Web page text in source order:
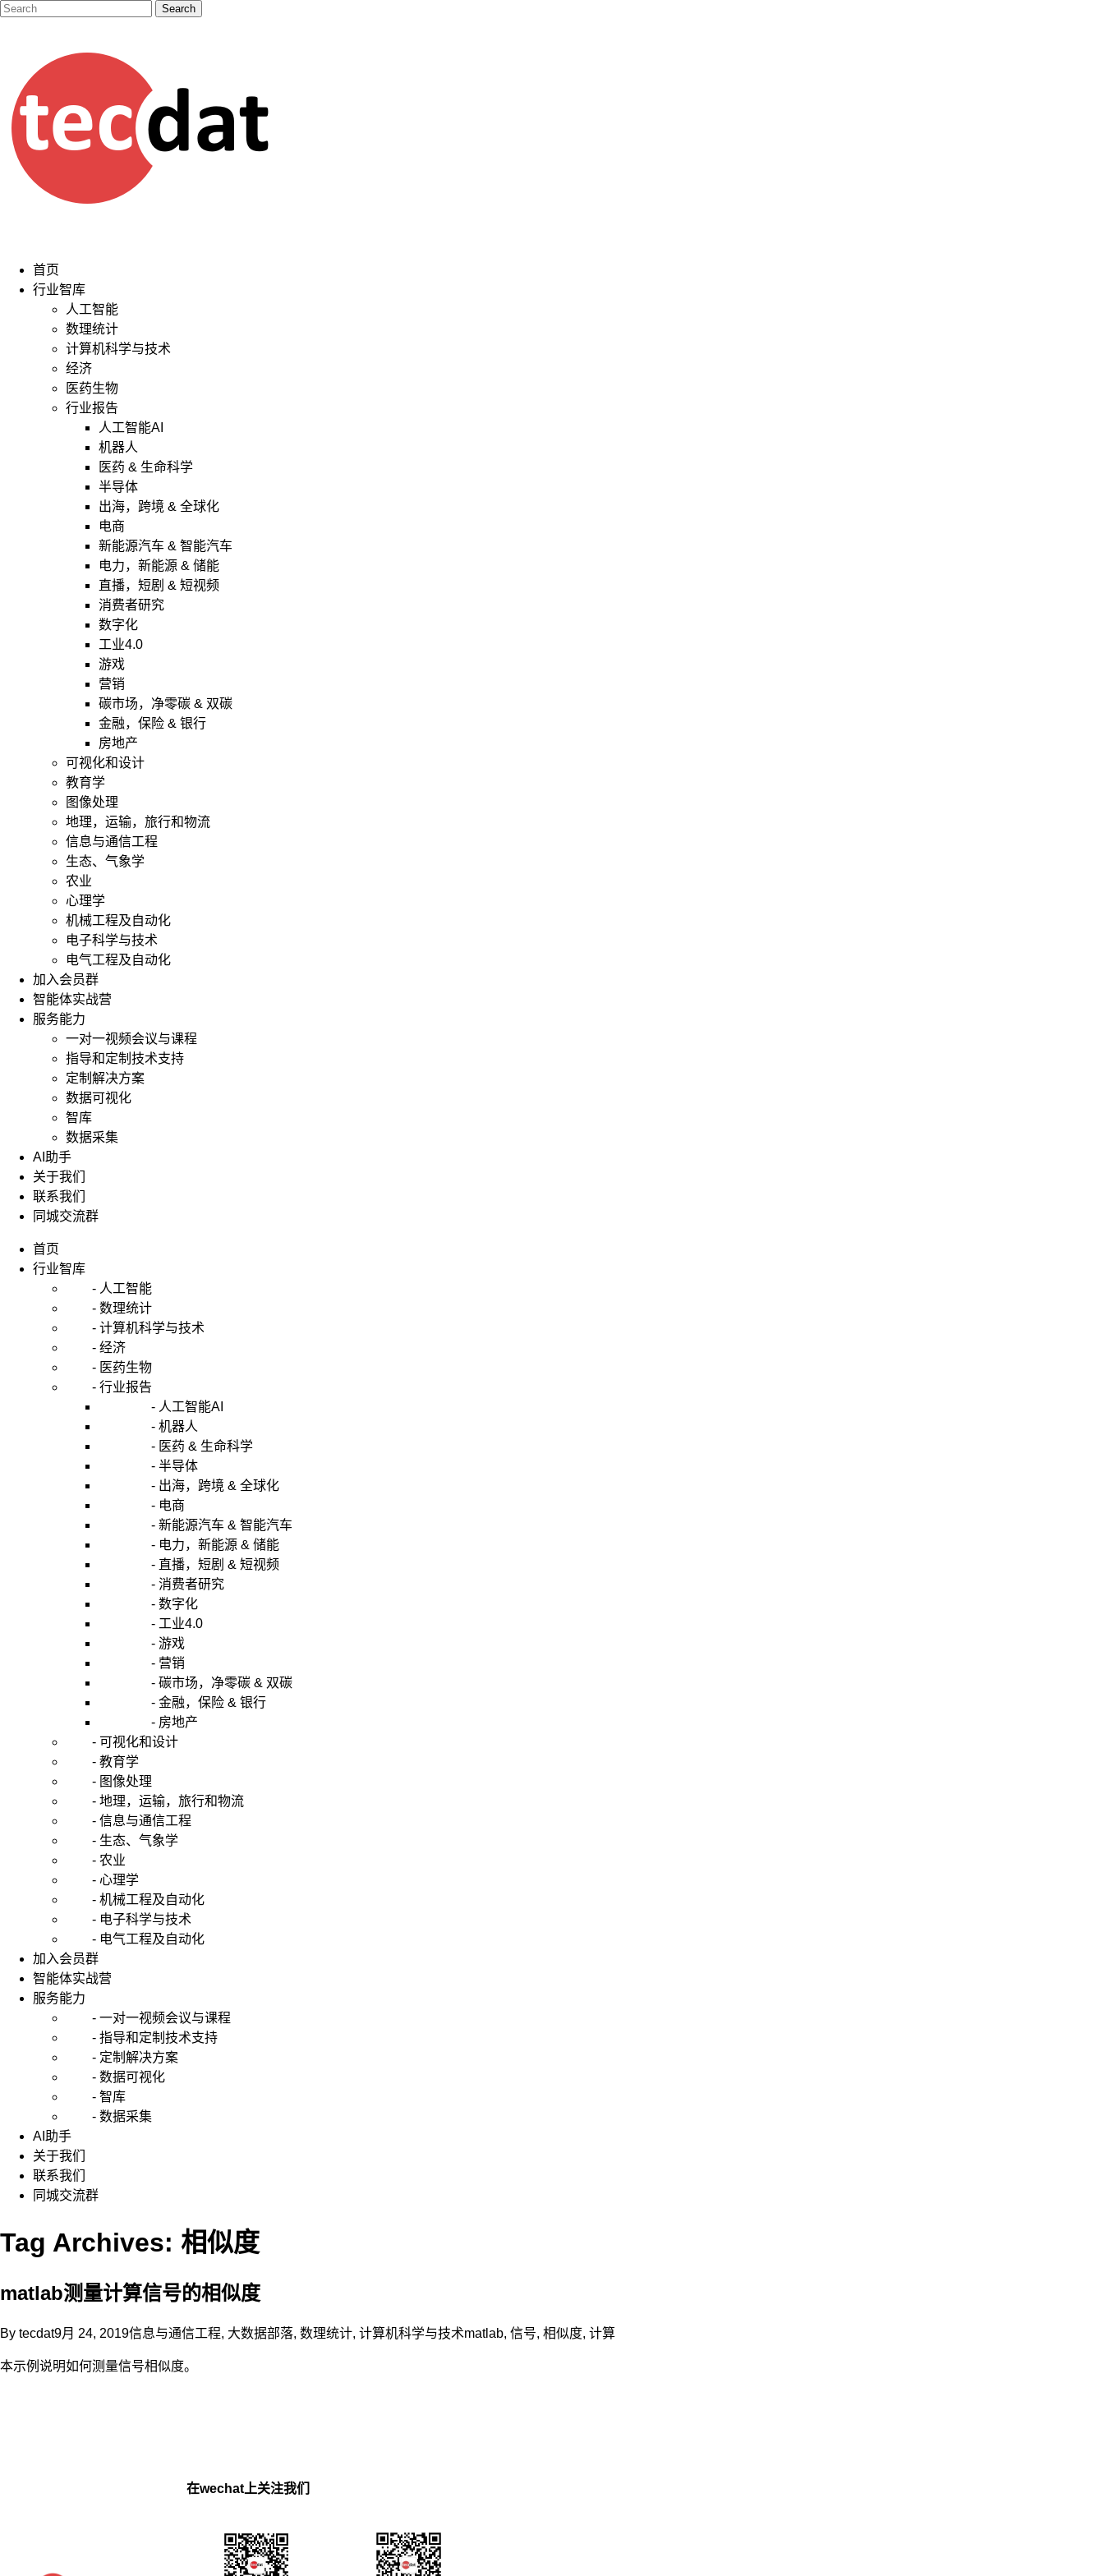
首页
行业智库
人工智能
数理统计
计算机科学与技术
经济
医药生物
行业报告
人工智能AI
机器人
医药 & 生命科学
半导体
出海，跨境 & 全球化
电商
新能源汽车 & 智能汽车
电力，新能源 & 储能
直播，短剧 & 短视频
消费者研究
数字化
工业4.0
游戏
营销
碳市场，净零碳 & 双碳
金融，保险 & 银行
房地产
可视化和设计
教育学
图像处理
地理，运输，旅行和物流
信息与通信工程
生态、气象学
农业
心理学
机械工程及自动化
电子科学与技术
电气工程及自动化
加入会员群
智能体实战营
服务能力
一对一视频会议与课程
指导和定制技术支持
定制解决方案
数据可视化
智库
数据采集
AI助手
关于我们
联系我们
同城交流群
首页
行业智库
- 人工智能
- 数理统计
- 计算机科学与技术
- 经济
- 医药生物
- 行业报告
- 人工智能AI
- 机器人
- 医药 & 生命科学
- 半导体
- 出海，跨境 & 全球化
- 电商
- 新能源汽车 & 智能汽车
- 电力，新能源 & 储能
- 直播，短剧 & 短视频
- 消费者研究
- 数字化
- 工业4.0
- 游戏
- 营销
- 碳市场，净零碳 & 双碳
- 金融，保险 & 银行
- 房地产
- 可视化和设计
- 教育学
- 图像处理
- 地理，运输，旅行和物流
- 信息与通信工程
- 生态、气象学
- 农业
- 心理学
- 机械工程及自动化
- 电子科学与技术
- 电气工程及自动化
加入会员群
智能体实战营
服务能力
- 一对一视频会议与课程
- 指导和定制技术支持
- 定制解决方案
- 数据可视化
- 智库
- 数据采集
AI助手
关于我们
联系我们
同城交流群
Tag Archives: 相似度
matlab测量计算信号的相似度
By tecdat9月 24, 2019信息与通信工程, 大数据部落, 数理统计, 计算机科学与技术matlab, 信号, 相似度, 计算
本示例说明如何测量信号相似度。
在wechat上关注我们